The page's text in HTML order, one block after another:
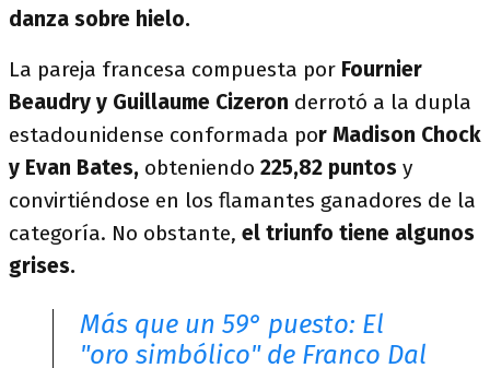
danza sobre hielo.
La pareja francesa compuesta por Fournier
Beaudry y Guillaume Cizeron derrotó a la dupla
estadounidense conformada por Madison Chock
y Evan Bates, obteniendo 225,82 puntos y
convirtiéndose en los flamantes ganadores de la
categoría. No obstante, el triunfo tiene algunos
grises.
Más que un 59° puesto: El
"oro simbólico" de Franco Dal